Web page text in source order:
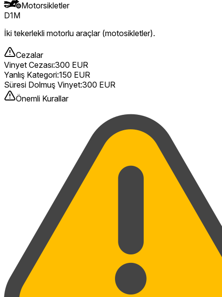
Motorsikletler
D1M
İki tekerlekli motorlu araçlar (motosikletler).
Cezalar
Vinyet Cezası:300 EUR
Yanlış Kategori:150 EUR
Süresi Dolmuş Vinyet:300 EUR
Önemli Kurallar